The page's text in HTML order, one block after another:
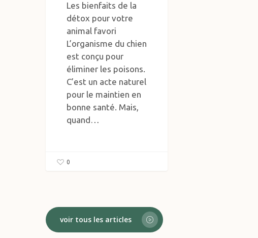
Les bienfaits de la
détox pour votre
animal favori
L’organisme du chien
est conçu pour
éliminer les poisons.
C’est un acte naturel
pour le maintien en
bonne santé. Mais,
quand…
0
voir tous les articles